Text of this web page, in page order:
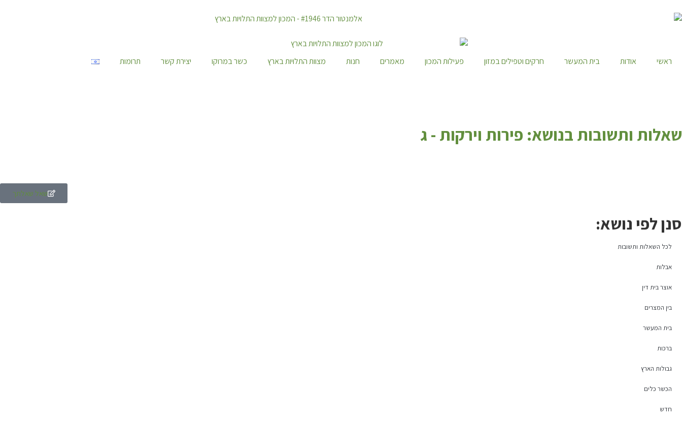
ראשי אודות בית המעשר חרקים וטפילים במזון פעילות המכון מאמרים חנות מצוות התלויות בארץ כשר במרוקו יצירת קשר תרומות
שאלות ותשובות בנושא: פירות וירקות - ג
שאל שאלתך
סנן לפי נושא:
לכל השאלות ותשובות
אבלות
אוצר בית דין
בין המצרים
בית המעשר
ברכות
גבולות הארץ
הכשר כלים
חדש